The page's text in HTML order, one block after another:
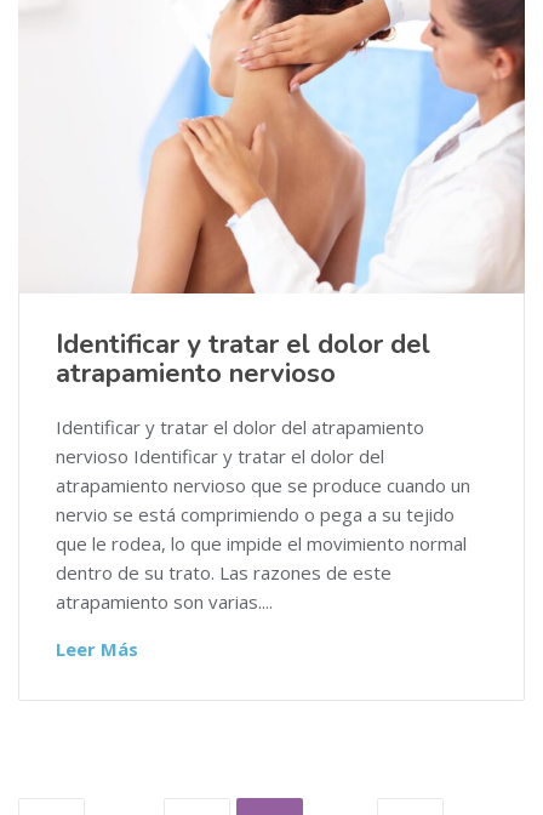
Identificar y tratar el dolor del
atrapamiento nervioso
Identificar y tratar el dolor del atrapamiento
nervioso Identificar y tratar el dolor del
atrapamiento nervioso que se produce cuando un
nervio se está comprimiendo o pega a su tejido
que le rodea, lo que impide el movimiento normal
dentro de su trato. Las razones de este
atrapamiento son varias....
Leer Más